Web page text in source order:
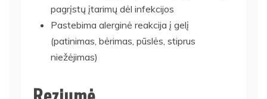
pagrįstų įtarimų dėl infekcijos
Pastebima alerginė reakcija į gelį
(patinimas, bėrimas, pūslės, stiprus
niežėjimas)